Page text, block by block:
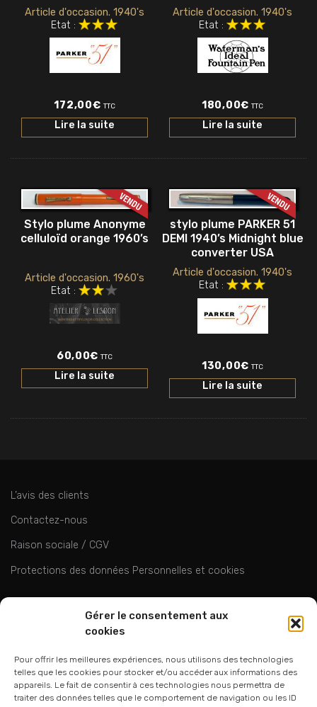
Gérer le consentement aux
cookies
Pour offrir les meilleures expériences, nous utilisons des technologies
telles que les cookies pour stocker et/ou accéder aux informations des
appareils. Le fait de consentir à ces technologies nous permettra de
traiter des données telles que le comportement de navigation ou les ID
Article d'occasion. 1940's
Etat :
172,00€ TTC
Lire la suite
Article d'occasion. 1940's
Etat :
180,00€ TTC
Lire la suite
Stylo plume Anonyme
celluloïd orange 1960’s
Article d'occasion. 1960's
Etat :
60,00€ TTC
Lire la suite
stylo plume PARKER 51
DEMI 1940’s Midnight blue
converter USA
Article d'occasion. 1940's
Etat :
130,00€ TTC
Lire la suite
L’avis des clients
Contactez-nous
Raison sociale / CGV
Protections des données Personnelles et cookies